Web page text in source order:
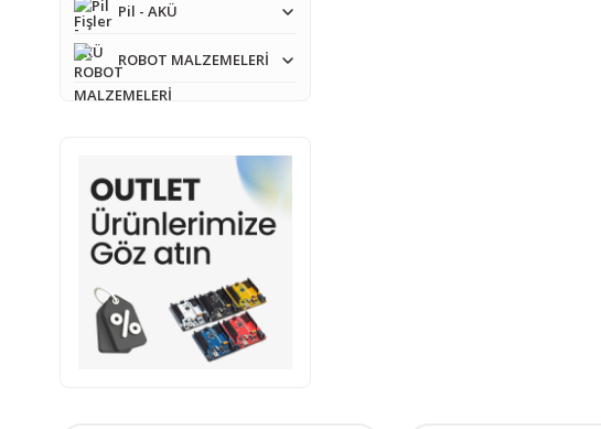
Pil - AKÜ
ROBOT MALZEMELERİ